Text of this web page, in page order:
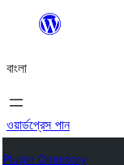
যান
বাংলা
ওয়ার্ডপ্রেস পান
Plugin Directory